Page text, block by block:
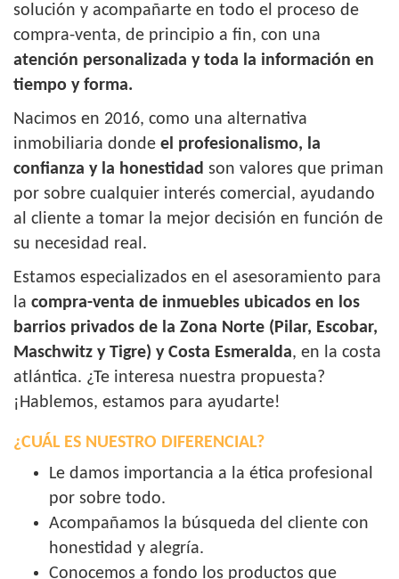
solución y acompañarte en todo el proceso de
compra-venta, de principio a fin, con una
atención personalizada y toda la información en
tiempo y forma.
Nacimos en 2016, como una alternativa
inmobiliaria donde el profesionalismo, la
confianza y la honestidad son valores que priman
por sobre cualquier interés comercial, ayudando
al cliente a tomar la mejor decisión en función de
su necesidad real.
Estamos especializados en el asesoramiento para
la compra-venta de inmuebles ubicados en los
barrios privados de la Zona Norte (Pilar, Escobar,
Maschwitz y Tigre) y Costa Esmeralda, en la costa
atlántica. ¿Te interesa nuestra propuesta?
¡Hablemos, estamos para ayudarte!
¿CUÁL ES NUESTRO DIFERENCIAL?
Le damos importancia a la ética profesional
por sobre todo.
Acompañamos la búsqueda del cliente con
honestidad y alegría.
Conocemos a fondo los productos que